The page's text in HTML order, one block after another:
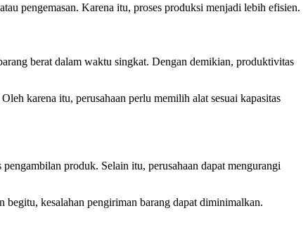
pengemasan. Karena itu, proses produksi menjadi lebih efisien.
berat dalam waktu singkat. Dengan demikian, produktivitas
karena itu, perusahaan perlu memilih alat sesuai kapasitas
produk. Selain itu, perusahaan dapat mengurangi
begitu, kesalahan pengiriman barang dapat diminimalkan.